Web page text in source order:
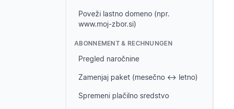
Poveži lastno domeno (npr.
www.moj-zbor.si)
ABONNEMENT & RECHNUNGEN
Pregled naročnine
Zamenjaj paket (mesečno ↔ letno)
Spremeni plačilno sredstvo